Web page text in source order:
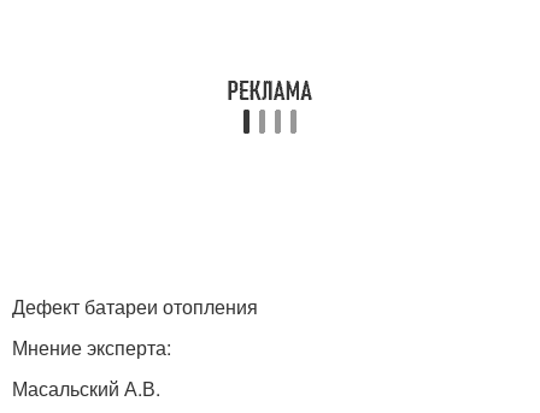
Дефект батареи отопления
Мнение эксперта:
Масальский А.В.